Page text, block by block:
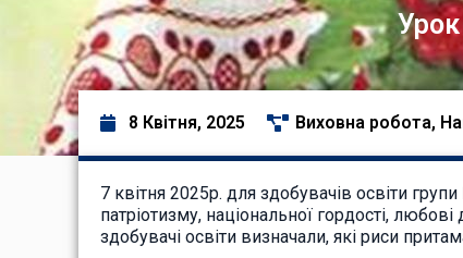
8 Квітня, 2025 Виховна робота,
7 квітня 2025р. для здобувачів освіти
патріотизму, національної гордості,
здобувачі освіти визначали, які риси